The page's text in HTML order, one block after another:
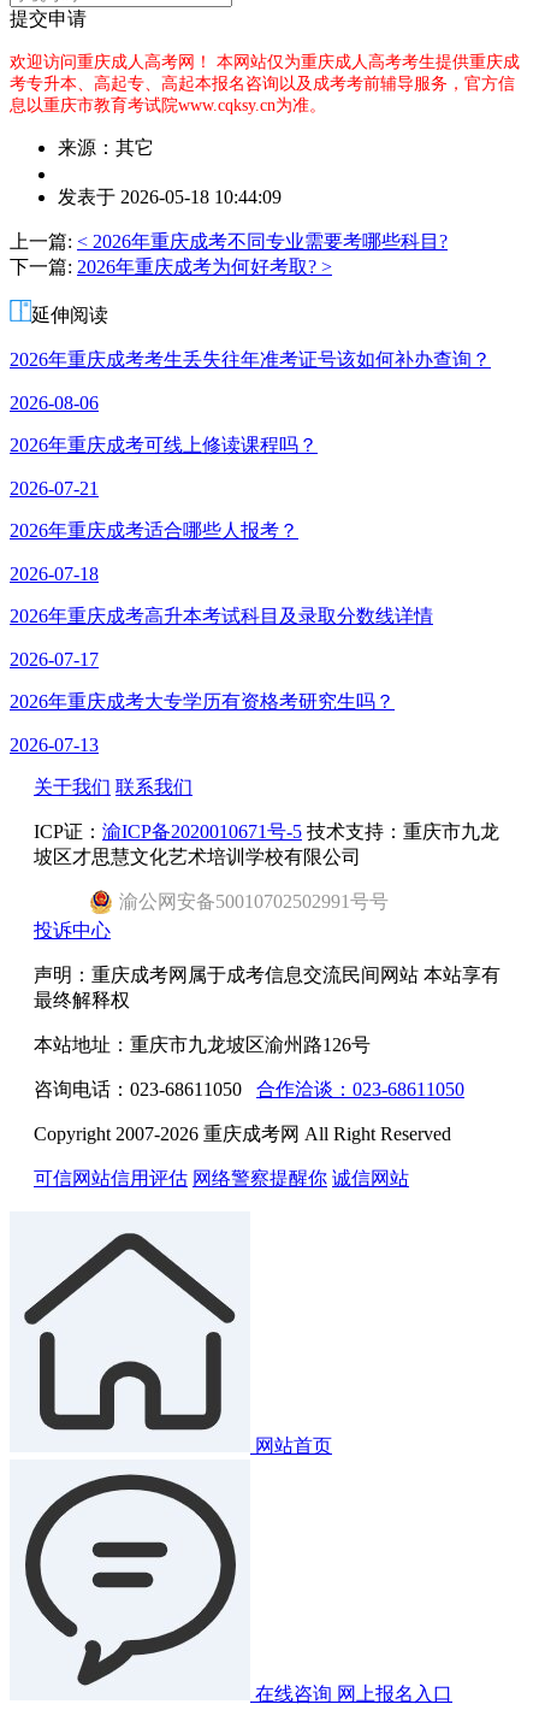
提交申请
欢迎访问重庆成人高考网！ 本网站仅为重庆成人高考考生提供重庆成
考专升本、高起专、高起本报名咨询以及成考考前辅导服务，官方信
息以重庆市教育考试院www.cqksy.cn为准。
来源：其它
者：
老
师
发表于 2026-05-18 10:44:09
上一篇: < 2026年重庆成考不同专业需要考哪些科目?
下一篇: 2026年重庆成考为何好考取? >
延伸阅读
2026年重庆成考考生丢失往年准考证号该如何补办查询？
2026-08-06
2026年重庆成考可线上修读课程吗？
2026-07-21
2026年重庆成考适合哪些人报考？
2026-07-18
2026年重庆成考高升本考试科目及录取分数线详情
2026-07-17
2026年重庆成考大专学历有资格考研究生吗？
2026-07-13
关于我们 联系我们
ICP证： 渝ICP备2020010671号-5 技术支持：重庆市九龙
坡区才思慧文化艺术培训学校有限公司
渝公网安备50010702502991号号
投诉中心
声明：重庆成考网属于成考信息交流民间网站 本站享有
最终解释权
本站地址：重庆市九龙坡区渝州路126号
咨询电话：023-68611050 合作洽谈：023-68611050
Copyright 2007-2026 重庆成考网 All Right Reserved
可信网站信用评估 网络警察提醒你 诚信网站
网站首页
在线咨询 网上报名入口